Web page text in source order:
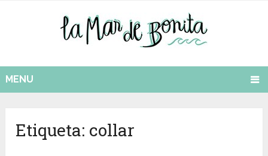
MENU
Etiqueta: collar